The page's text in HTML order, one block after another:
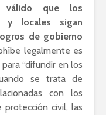
válido que los
y locales sigan
de gobierno
legalmente es
“difundir en los
se trata de
con los
civil, las